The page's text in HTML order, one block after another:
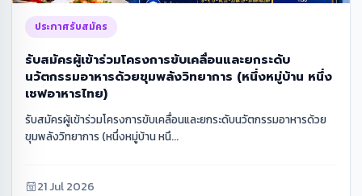
ประกาศรับสมัคร
รับสมัครผู้เข้าร่วมโครงการขับเคลื่อนและยกระดับ
นวัตกรรมอาหารด้วยขุมพลังวิทยาการ (หนึ่งหมู่บ้าน หนึ่ง
เชฟอาหารไทย)
รับสมัครผู้เข้าร่วมโครงการขับเคลื่อนและยกระดับนวัตกรรมอาหารด้วย
ขุมพลังวิทยาการ (หนึ่งหมู่บ้าน หนึ...
21 Jul 2026